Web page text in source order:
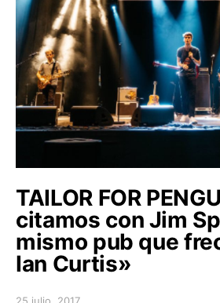
TAILOR FOR
citamos con Jim
mismo pub que
Ian Curtis»